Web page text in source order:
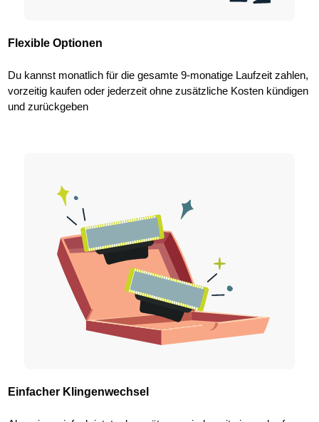
Flexible Optionen
Du kannst monatlich für die gesamte 9-monatige Laufzeit zahlen,
vorzeitig kaufen oder jederzeit ohne zusätzliche Kosten kündigen
und zurückgeben
Einfacher Klingenwechsel